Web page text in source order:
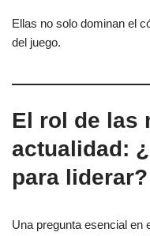
Ellas no solo dominan el
del juego.
El rol de las
actualidad:
para liderar?
Una pregunta esencial en